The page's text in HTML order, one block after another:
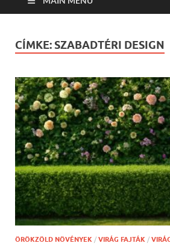
CÍMKE: SZABADTÉRI DESIGN
ÖRÖKZÖLD NÖVÉNYEK / VIRÁG FAJTÁK /